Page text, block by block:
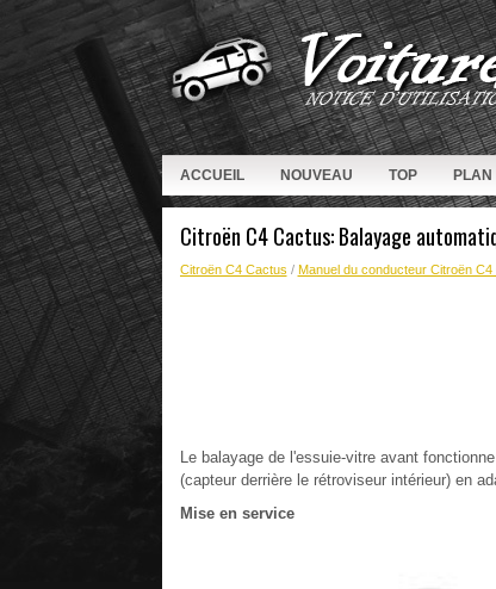
ACCUEIL NOUVEAU TOP PLAN
Citroën C4 Cactus: Balayage
Citroën C4 Cactus / Manuel du conducteur Citroën C4
Le balayage de l'essuie-vitre avant
(capteur derrière le rétroviseur intérieur) en
Mise en service